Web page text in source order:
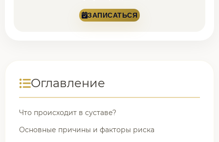
ЗАПИСАТЬСЯ
Оглавление
Что происходит в суставе?
Основные причины и факторы риска